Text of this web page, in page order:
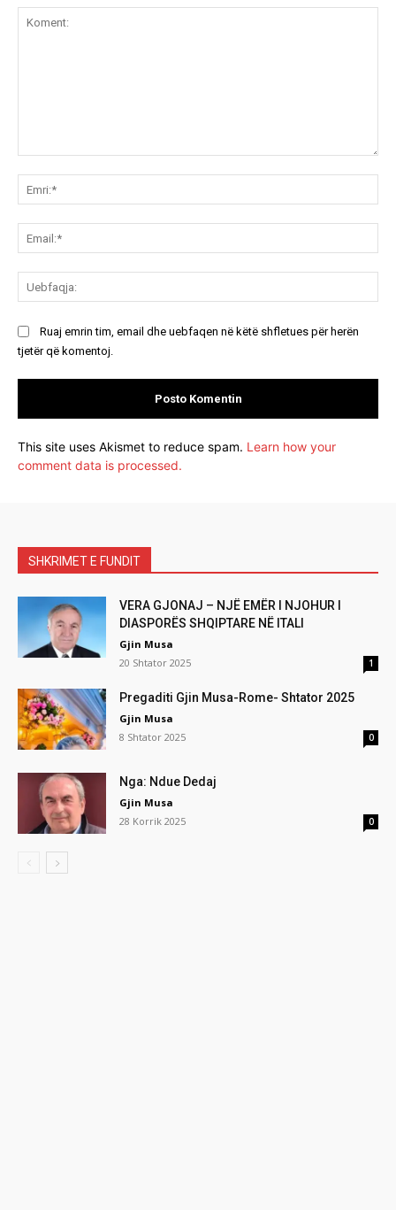
Ruaj emrin tim, email dhe uebfaqen në këtë shfletues për herën
tjetër që komentoj.
This site uses Akismet to reduce spam. Learn how your
comment data is processed.
SHKRIMET E FUNDIT
VERA GJONAJ – NJË EMËR I NJOHUR I
DIASPORËS SHQIPTARE NË ITALI
Gjin Musa
20 Shtator 2025
1
Pregaditi Gjin Musa-Rome- Shtator 2025
Gjin Musa
8 Shtator 2025
0
Nga: Ndue Dedaj
Gjin Musa
28 Korrik 2025
0